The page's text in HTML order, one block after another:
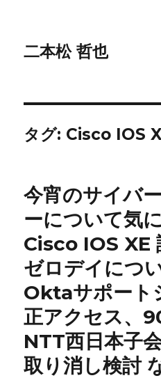
二本松 哲也
タグ: Cisco IOS
今宵のサイバ
ーについて気
Cisco IOS XE
ゼロデイにつ
Oktaサポート
正アクセス、
NTT西日本子
取り消し検討